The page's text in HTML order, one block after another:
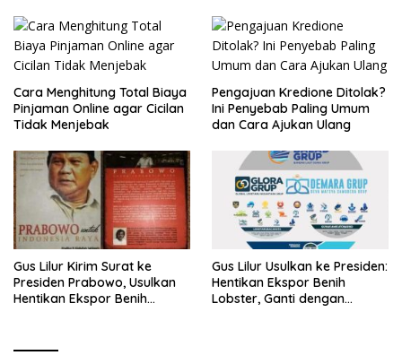
Cara Menghitung Total Biaya
Pinjaman Online agar Cicilan
Tidak Menjebak
Pengajuan Kredione Ditolak?
Ini Penyebab Paling Umum
dan Cara Ajukan Ulang
Gus Lilur Kirim Surat ke
Presiden Prabowo, Usulkan
Hentikan Ekspor Benih
Gus Lilur Usulkan ke Presiden:
Hentikan Ekspor Benih
Lobster, Ganti dengan